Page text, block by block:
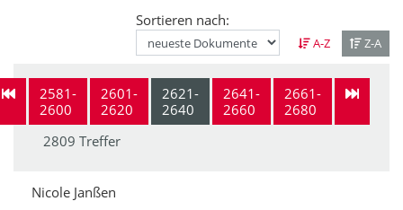
Sortieren nach:
A-Z Z-A
2581-
2600
2601-
2620
2621-
2640
2641-
2660
2661-
2680
2809 Treffer
Nicole Janßen